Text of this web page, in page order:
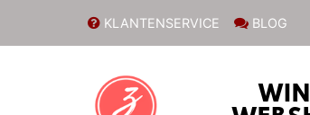
KLANTENSERVICE BLOG